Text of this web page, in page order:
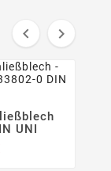
 

UNI